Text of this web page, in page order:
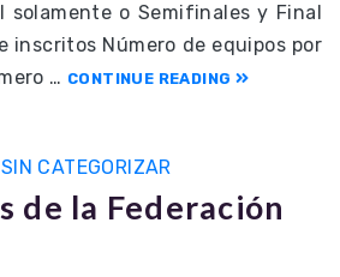
solamente o Semifinales y Final
inscritos Número de equipos por
… CONTINUE READING
SIN CATEGORIZAR
de la Federación